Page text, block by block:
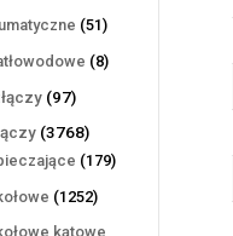
5151
produktów
88
9797
produktów
37683768
produktów
179179
12521252
kątowe